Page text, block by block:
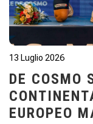
13 Luglio 2026
DE COSMO
EUROPEO